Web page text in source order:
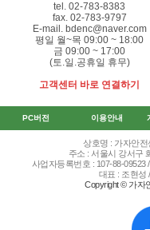
tel. 02-783-8383
fax. 02-783-9797
E-mail. bdenc@naver.com
평일 월~목 09:00 ~ 18:00
금 09:00 ~ 17:00
(토.일.공휴일 휴무)
고객센터 바로 연결하기
PC버전 이용안내
상호명 : 가자안전
주소 : 서울시 강서구
사업자등록번호 : 107-88-
대표 : 조현성
Copyright © 가자